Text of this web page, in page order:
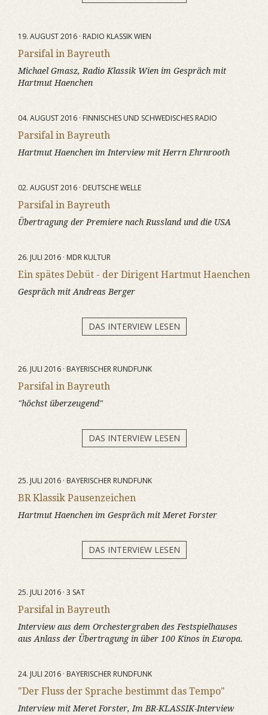
19. AUGUST 2016 · RADIO KLASSIK WIEN
Parsifal in Bayreuth
Michael Gmasz, Radio Klassik Wien im Gespräch mit
Hartmut Haenchen
04. AUGUST 2016 · FINNISCHES UND SCHWEDISCHES RADIO
Parsifal in Bayreuth
Hartmut Haenchen im Interview mit Herrn Ehrnrooth
02. AUGUST 2016 · DEUTSCHE WELLE
Parsifal in Bayreuth
Übertragung der Premiere nach Russland und die USA
26. JULI 2016 · MDR KULTUR
Ein spätes Debüt - der Dirigent Hartmut Haenchen
Gespräch mit Andreas Berger
DAS INTERVIEW LESEN
26. JULI 2016 · BAYERISCHER RUNDFUNK
Parsifal in Bayreuth
"höchst überzeugend"
DAS INTERVIEW LESEN
25. JULI 2016 · BAYERISCHER RUNDFUNK
BR Klassik Pausenzeichen
Hartmut Haenchen im Gespräch mit Meret Forster
DAS INTERVIEW LESEN
25. JULI 2016 · 3 SAT
Parsifal in Bayreuth
Interview aus dem Orchestergraben des Festspielhauses
aus Anlass der Übertragung in über 100 Kinos in Europa.
24. JULI 2016 · BAYERISCHER RUNDFUNK
"Der Fluss der Sprache bestimmt das Tempo"
Interview mit Meret Forster, Im BR-KLASSIK-Interview